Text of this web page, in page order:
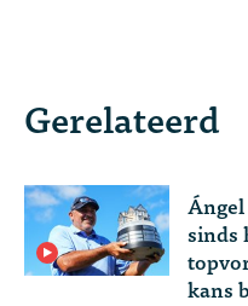
Gerelateerd
sinds
kans